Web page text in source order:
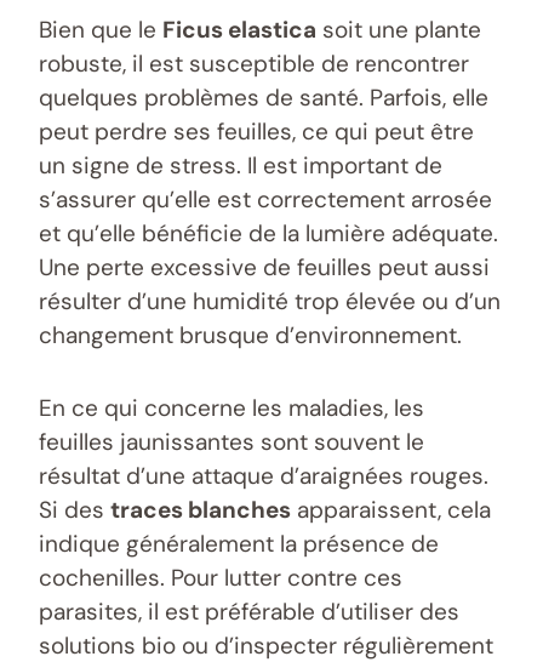
Bien que le Ficus elastica soit une plante
robuste, il est susceptible de rencontrer
quelques problèmes de santé. Parfois, elle
peut perdre ses feuilles, ce qui peut être
un signe de stress. Il est important de
s’assurer qu’elle est correctement arrosée
et qu’elle bénéficie de la lumière adéquate.
Une perte excessive de feuilles peut aussi
résulter d’une humidité trop élevée ou d’un
changement brusque d’environnement.
En ce qui concerne les maladies, les
feuilles jaunissantes sont souvent le
résultat d’une attaque d’araignées rouges.
Si des traces blanches apparaissent, cela
indique généralement la présence de
cochenilles. Pour lutter contre ces
parasites, il est préférable d’utiliser des
solutions bio ou d’inspecter régulièrement